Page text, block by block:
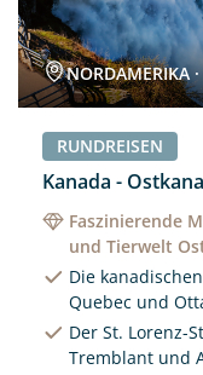
NORDAMERIKA
RUNDREISEN
Kanada -
Faszinierende
und Tierwelt
Die
Quebec und
Der St. Lorenz-
Tremblant und